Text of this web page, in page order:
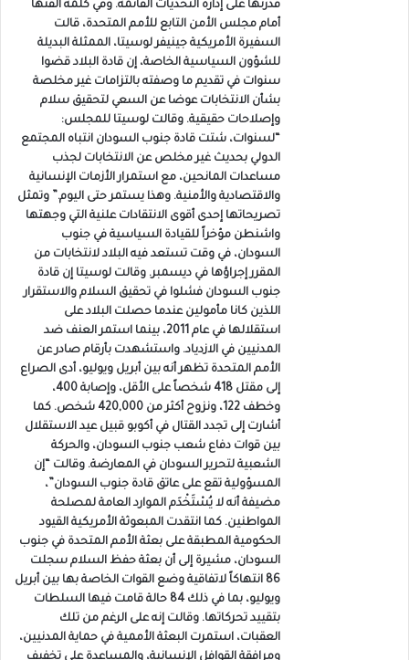
قدرتها على إدارة التحديات القائمة. وفي كلمة ألقتها
أمام مجلس الأمن التابع للأمم المتحدة، قالت
السفيرة الأمريكية جينيفر لوسيتا، الممثلة البديلة
للشؤون السياسية الخاصة، إن قادة البلاد قضوا
سنوات في تقديم ما وصفته بالتزامات غير مخلصة
بشأن الانتخابات عوضا عن السعي لتحقيق سلام
وإصلاحات حقيقية. وقالت لوسيتا للمجلس:
“لسنوات، شتت قادة جنوب السودان انتباه المجتمع
الدولي بحديث غير مخلص عن الانتخابات لجذب
مساعدات المانحين، مع استمرار الأزمات الإنسانية
والاقتصادية والأمنية. وهذا يستمر حتى اليوم.” وتمثل
تصريحاتها إحدى أقوى الانتقادات علنية التي وجهتها
واشنطن مؤخراً للقيادة السياسية في جنوب
السودان، في وقت تستعد فيه البلاد لانتخابات من
المقرر إجراؤها في ديسمبر. وقالت لوسيتا إن قادة
جنوب السودان فشلوا في تحقيق السلام والاستقرار
اللذين كانا مأمولين عندما حصلت البلاد على
استقلالها في عام 2011، بينما استمر العنف ضد
المدنيين في الازدياد. واستشهدت بأرقام صادر عن
الأمم المتحدة تظهر أنه بين أبريل ويوليو، أدى الصراع
إلى مقتل 418 شخصاً على الأقل، وإصابة 400،
وخطف 122، ونزوح أكثر من 420,000 شخص. كما
أشارت إلى تجدد القتال في أكوبو قبيل عيد الاستقلال
بين قوات دفاع شعب جنوب السودان، والحركة
الشعبية لتحرير السودان في المعارضة. وقالت “إن
المسؤولية تقع على عاتق قادة جنوب السودان”،
مضيفة أنه لا يُسْتَخْدَم الموارد العامة لمصلحة
المواطنين. كما انتقدت المبعوثة الأمريكية القيود
الحكومية المطبقة على بعثة الأمم المتحدة في جنوب
السودان، مشيرة إلى أن بعثة حفظ السلام سجلت
86 انتهاكاً لاتفاقية وضع القوات الخاصة بها بين أبريل
ويوليو، بما في ذلك 84 حالة قامت فيها السلطات
بتقييد تحركاتها. وقالت إنه على الرغم من تلك
العقبات، استمرت البعثة الأممية في حماية المدنيين،
ومرافقة القوافل الإنسانية، والمساعدة على تخفيف